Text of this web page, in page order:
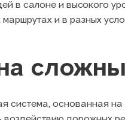
в салоне и высокого
и в разных
система, основанная